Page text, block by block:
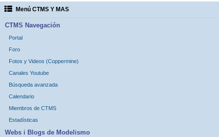
Menú CTMS Y MAS
CTMS Navegación
Portal
Foro
Fotos y Videos (Coppermine)
Canales Youtube
Búsqueda avanzada
Calendario
Miembros de CTMS
Estadísticas
Webs i Blogs de Modelismo